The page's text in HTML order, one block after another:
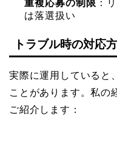
重複応募の制限 ：
は落選扱い
トラブル時の対応
実際に運用していると
ことがあります。私の
ご紹介します：